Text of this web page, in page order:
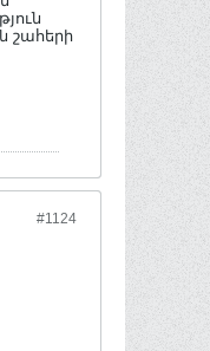
շահերի
#1124